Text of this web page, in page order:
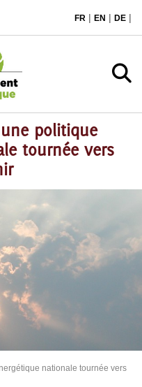
FR | EN | DE |
politique
tournée vers
nationale tournée vers